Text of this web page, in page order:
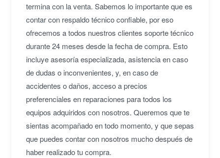
termina con la venta. Sabemos lo importante que es
contar con respaldo técnico confiable, por eso
ofrecemos a todos nuestros clientes soporte técnico
durante 24 meses desde la fecha de compra. Esto
incluye asesoría especializada, asistencia en caso
de dudas o inconvenientes, y, en caso de
accidentes o daños, acceso a precios
preferenciales en reparaciones para todos los
equipos adquiridos con nosotros. Queremos que te
sientas acompañado en todo momento, y que sepas
que puedes contar con nosotros mucho después de
haber realizado tu compra.